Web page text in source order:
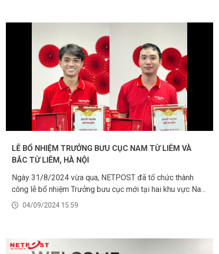
gian qua.
LỄ BỔ NHIỆM TRƯỞNG BƯU CỤC NAM TỪ LIÊM VÀ
BẮC TỪ LIÊM, HÀ NỘI
Ngày 31/8/2024 vừa qua, NETPOST đã tổ chức thành
công lễ bổ nhiệm Trưởng bưu cục mới tại hai khu vực Nam
Từ Liêm và Bắc Từ Liêm, Hà Nội.
04/09/2024 15:59